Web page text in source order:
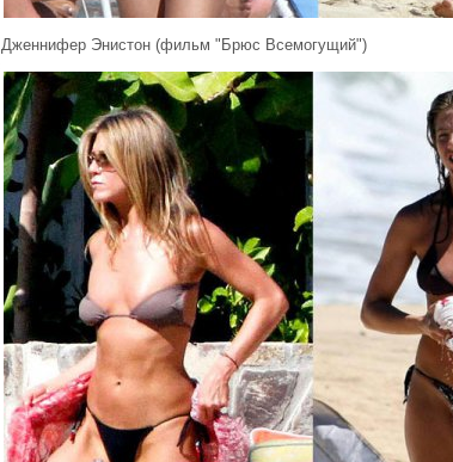
Дженнифер Энистон (фильм "Брюс Всемогущий")